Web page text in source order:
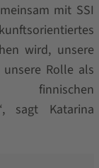
mit SSI
wird, unsere
Rolle als
sagt Katarina